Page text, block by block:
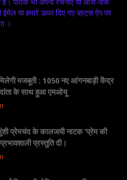
या हमारे ऊपर दिए गए व्हाट्स ऐप पर
।
मजबूती : 1050 नए आंगनबाड़ी केंद्र
के साथ हुआ एमओयू
प्रेमचंद के कालजयी नाटक 'प्रेम की
प्रस्तुति दी।